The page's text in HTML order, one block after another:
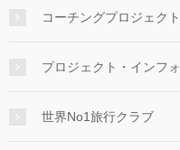
コーチングプロジェクト
プロジェクト・インフォ
世界No1旅行クラブ